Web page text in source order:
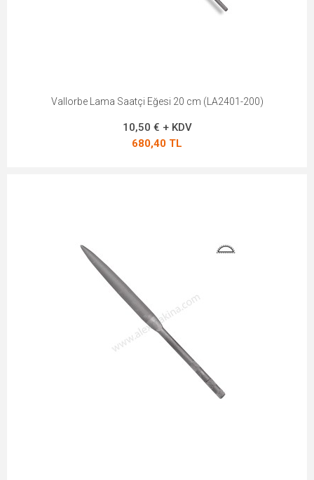
Vallorbe Lama Saatçi Eğesi 20 cm (LA2401-200)
10,50 € + KDV
680,40 TL